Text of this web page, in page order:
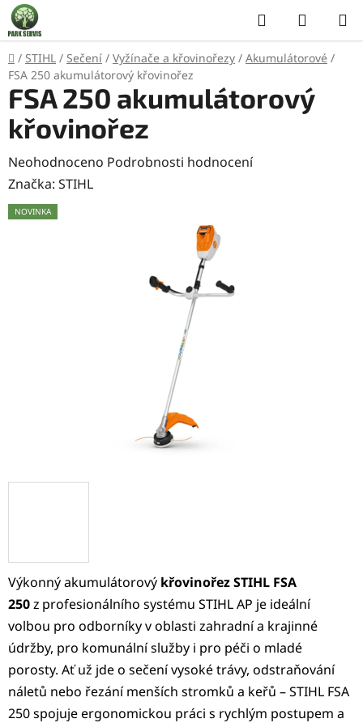
Přejít
na
obsah
Hledat
KOŠÍK
Domů
/ STIHL / Sečení / Vyžínače a křovinořezy / Akumulátorové /
FSA 250 akumulátorový křovinořez
Výkonný akumulátorový křovinořez STIHL FSA
250z profesionálního systému STIHL AP je ideální
volbou pro odborníky v oblasti zahradní a krajinné
údržby, pro komunální služby i pro péči o mladé
porosty. Ať už jde o sečení vysoké trávy, odstraňování
náletů nebo řezání menších stromků a keřů – STIHL FSA
250 spojuje ergonomickou práci s rychlým postupem a
FSA 250 akumulátorový
křovinořez
Průměrné
hodnocení
produktu
Neohodnoceno Podrobnosti hodnocení
Značka: STIHL
NOVINKA